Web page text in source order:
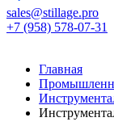
sales@stillage.pro
+7 (958) 578-07-31
Главная